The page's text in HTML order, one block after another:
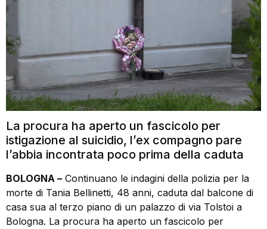
La procura ha aperto un fascicolo per
istigazione al suicidio, l’ex compagno pare
l’abbia incontrata poco prima della caduta
BOLOGNA – Continuano le indagini della polizia per la
morte di Tania Bellinetti, 48 anni, caduta dal balcone di
casa sua al terzo piano di un palazzo di via Tolstoi a
Bologna. La procura ha aperto un fascicolo per